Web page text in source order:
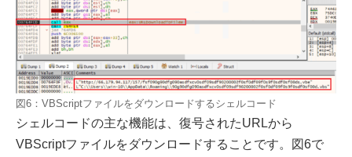
図6：VBScriptファイルをダウンロードするシェルコード
シェルコードの主な機能は、復号されたURLから
VBScriptファイルをダウンロードすることです。図6で